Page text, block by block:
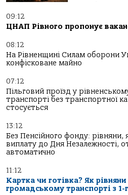
09:12
ЦНАП Рівного пропонує
08:12
На Рівненщині Силам оборони
конфісковане майно
07:12
Пільговий проїзд у
транспорті без транспортної
стосується
13:12
Без Пенсійного фонду: рівняни,
виплату до Дня Незалежності,
автоматично
11:12
Картка чи готівка? Як
громадському транспорті з 1-